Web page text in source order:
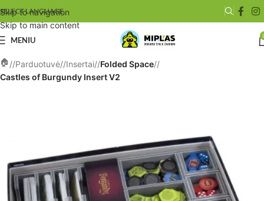
Skip to navigation
Skip to main content
SELECT LANGUAGE
MENIU
/ Parduotuvė/ Insertai/ Folded Space/
Castles of Burgundy Insert V2